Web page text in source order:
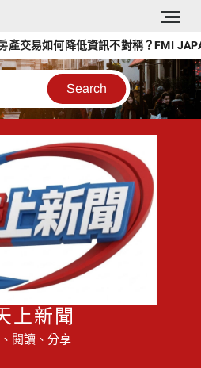
易如何降低資訊不對稱？FMI JAPAN
上新聞
閱讀、分享